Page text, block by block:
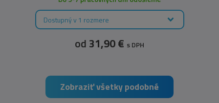
Dostupný v 1 rozmere
od 31,90 € s DPH
Zobraziť všetky podobné